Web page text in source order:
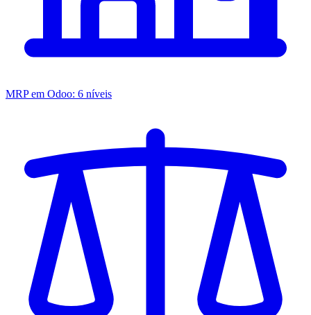
MRP em Odoo: 6 níveis